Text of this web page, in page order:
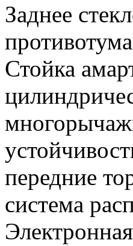
Заднее
Стойка
передние
система